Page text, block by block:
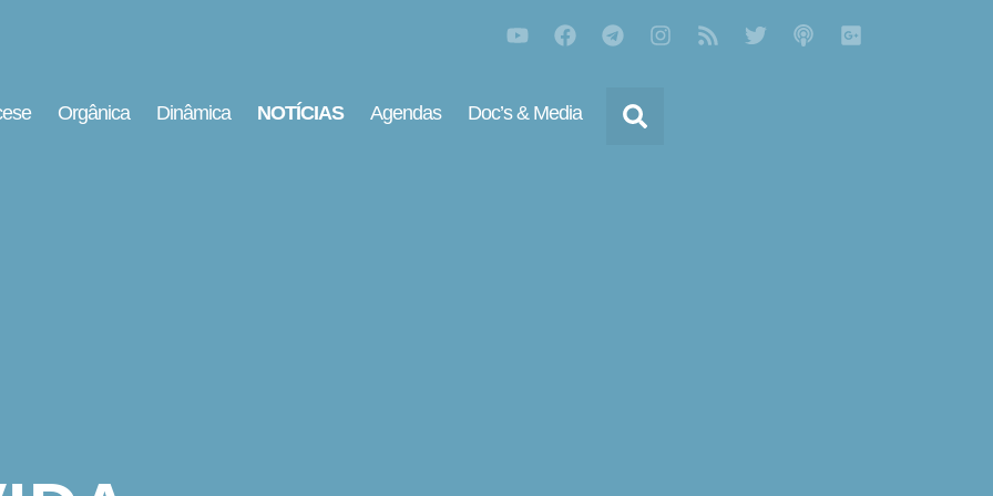
Orgânica Dinâmica NOTÍCIAS Agendas Doc’s & Media